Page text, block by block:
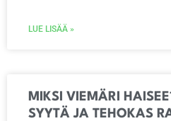
LUE LISÄÄ »
MIKSI VIEMÄRI
SYYTÄ JA TEHOKAS